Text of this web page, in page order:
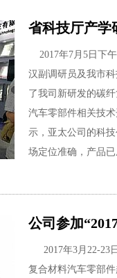
省科技厅产学
2017年7月5日下
汉副调研员及我市
了我司新研发的碳
汽车零部件相关技
示，亚太公司的科
场定位准确，产品
的科技创新工作做
公司参加
2017年3月22-23
复合材料汽车零部